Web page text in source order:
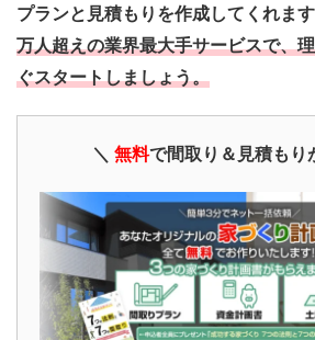
プランと見積もりを作成してくれます
万人超えの業界最大手サービスで、
ぐスタートしましょう。
＼ 無料で間取り＆見積もり